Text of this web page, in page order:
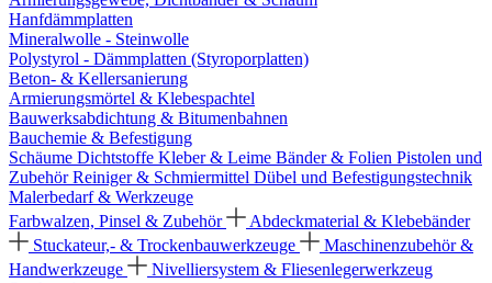
Hanfdämmplatten
Mineralwolle - Steinwolle
Polystyrol - Dämmplatten (Styroporplatten)
Beton- & Kellersanierung
Armierungsmörtel & Klebespachtel
Bauwerksabdichtung & Bitumenbahnen
Bauchemie & Befestigung
Schäume Dichtstoffe Kleber & Leime Bänder & Folien Pistolen und
ZubehörReiniger & Schmiermittel Dübel und Befestigungstechnik
Malerbedarf & Werkzeuge
Farbwalzen, Pinsel & Zubehör
Abdeckmaterial & Klebebänder
Stuckateur,- & Trockenbauwerkzeuge
Maschinenzubehör &
Handwerkzeuge
Nivelliersystem & Fliesenlegerwerkzeug